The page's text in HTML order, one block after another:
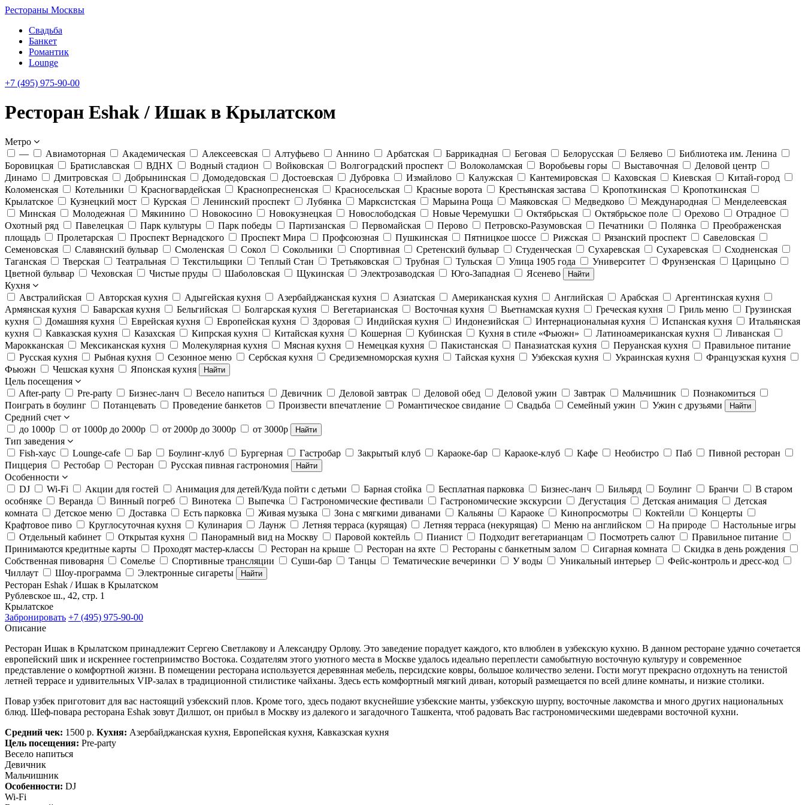
Рестораны Москвы
Свадьба
Банкет
Романтик
Lounge
+7 (495) 975-90-00
Ресторан Eshak / Ишак в Крылатском
Метро
—
Авиамоторная Академическая Алексеевская Алтуфьево Аннино Арбатская Баррикадная Беговая Белорусская Беляево
Библиотека им. Ленина
Боровицкая
Братиславская ВДНХ Водный стадион Войковская Волгоградский проспект Волоколамская Воробьевы горы Выставочная
Деловой центр
Динамо
Дмитровская Добрынинская Домодедовская Достоевская Дубровка Измайлово Калужская Кантемировская Каховская Киевская
Китай-город
Коломенская
Котельники Красногвардейская Краснопресненская Красносельская Красные ворота Крестьянская застава Кропоткинская
Кропоткинская
Крылатское
Кузнецкий мост Курская Ленинский проспект Лубянка Марксистская Марьина Роща Маяковская Медведково Международная
Менделеевская
Минская
Молодежная Мякинино Новокосино Новокузнецкая Новослободская Новые Черемушки Октябрьская Октябрьское поле Орехово
Отрадное
Охотный ряд
Павелецкая Парк культуры Парк победы Партизанская Первомайская Перово Петровско-Разумовская Печатники Полянка
Преображенская
площадь
Пролетарская Проспект Вернадского Проспект Мира Профсоюзная Пушкинская Пятницкое шоссе Рижская Рязанский проспект
Савеловская
Семеновская
Славянский бульвар Смоленская Сокол Сокольники Спортивная Сретенский бульвар Студенческая Сухаревская Сухаревская
Сходненская
Таганская
Тверская Театральная Текстильщики Теплый Стан Третьяковская Трубная Тульская Улица 1905 года Университет Фрунзенская
Царицыно
Цветной бульвар
Чеховская Чистые пруды Шаболовская Щукинская Электрозаводская Юго-Западная Ясенево Найти
Кухня
Австралийская
Авторская кухня Адыгейская кухня Азербайджанская кухня Азиатская Американская кухня Английская Арабская
Аргентинская кухня
Армянская кухня
Баварская кухня Бельгийская Болгарская кухня Вегетарианская Восточная кухня Вьетнамская кухня Греческая кухня Гриль меню
Грузинская
кухня
Домашняя кухня Еврейская кухня Европейская кухня Здоровая Индийская кухня Индонезийская Интернациональная кухня Испанская кухня
Итальянская
кухня
Кавказская кухня Казахская Кипрская кухня Китайская кухня Кошерная Кубинская Кухня в стиле «Фьюжн» Латиноамериканская кухня
Ливанская
Марокканская
Мексиканская кухня Молекулярная кухня Мясная кухня Немецкая кухня Пакистанская Паназиатская кухня Перуанская кухня
Правильное питание
Русская кухня
Рыбная кухня Сезонное меню Сербская кухня Средиземноморская кухня Тайская кухня Узбекская кухня Украинская кухня
Французская кухня
Фьюжн
Чешская кухня Японская кухня Найти
Цель посещения
After-party
Pre-party Бизнес-ланч Весело напиться Девичник Деловой завтрак Деловой обед Деловой ужин Завтрак Мальчишник
Познакомиться
Поиграть в боулинг
Потанцевать Проведение банкетов Произвести впечатление Романтическое свидание Свадьба Семейный ужин Ужин с друзьями Найти
Средний счет
до 1000р
от 1000р до 2000р от 2000р до 3000р от 3000р Найти
Тип заведения
Fish-хаус
Lounge-cafe Бар Боулинг-клуб Бургерная Гастробар Закрытый клуб Караоке-бар Караоке-клуб Кафе Необистро Паб
Пивной ресторан
Пиццерия
Рестобар Ресторан Русская пивная гастрономия Найти
Особенности
DJ
Wi-Fi Акции для гостей Анимация для детей/Куда пойти с детьми Барная стойка Бесплатная парковка Бизнес-ланч Бильярд Боулинг Бранчи
В старом
особняке
Веранда Винный погреб Винотека Выпечка Гастрономические фестивали Гастрономические экскурсии Дегустация Детская анимация
Детская
комната
Детское меню Доставка Есть парковка Живая музыка Зона с мягкими диванами Кальяны Караоке Кинопросмотры Коктейли
Концерты
Крафтовое пиво
Круглосуточная кухня Кулинария Лаунж Летняя терраса (курящая) Летняя терраса (некурящая) Меню на английском На природе
Настольные игры
Отдельный кабинет
Открытая кухня Панорамный вид на Москву Паровой коктейль Пианист Подходит вегетарианцам Посмотреть салют
Правильное питание
Принимаются кредитные карты
Проходят мастер-классы Ресторан на крыше Ресторан на яхте Рестораны с банкетным залом Сигарная комната
Скидка в день рождения
Собственная пивоварня
Сомелье Спортивные трансляции Суши-бар Танцы Тематические вечеринки У воды Уникальный интерьер
Фейс-контроль и дресс-код
Чиллаут
Шоу-программа Электронные сигареты Найти
Ресторан Eshak / Ишак в Крылатском
Рублевское ш., 42, стр. 1
Крылатское
Забронировать +7 (495) 975-90-00
Описание
Ресторан Ишак в Крылатском принадлежит Сергею Светлакову и Александру Орлову. Это заведение порадует каждого, кто влюблен в узбекскую кухню. В данном ресторане удачно сочетается
европейский шик и искреннее гостеприимство Востока. Создателям этого уютного места в Москве удалось идеально переплести самобытную восточную культуру и современное
представление о комфортной жизни. В помещении ресторана используется деревянная мебель, персидские ковры, большое количество зелени. Гости могут прекрасно отдохнуть на тенистой
летней террасе и удивительных VIP-залах в традиционной стилистике чайханы. Здесь есть комфортный мягкий диван, который размещается по всей длине комнаты, и низкие столики.
Повар узбек приготовит для вас настоящий узбекский плов. Кроме того, здесь подают вкуснейшие узбекские манты, узбекскую шурпу, восточные лакомства и много других национальных
блюд. Шеф-повара ресторана Eshak зовут Дилшот, он прибыл в Москву из далекого и загадочного Ташкента, чтоб радовать Вас гастрономическими шедеврами восточной кухни.
Средний чек: 1500 р. Кухня: Азербайджанская кухня, Европейская кухня, Кавказская кухня
Цель посещения: Pre-party
Весело напиться
Девичник
Мальчишник
Особенности: DJ
Wi-Fi